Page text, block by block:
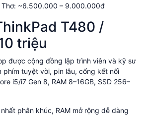
Thơ: ~6.500.000 – 9.000.000đ
T480 /
triệu
được cộng đồng lập trình viên và kỹ sư
phím tuyệt vời, pin lâu, cổng kết nối
i5/i7 Gen 8, RAM 8–16GB, SSD 256–
phân khúc, RAM mở rộng dễ dàng